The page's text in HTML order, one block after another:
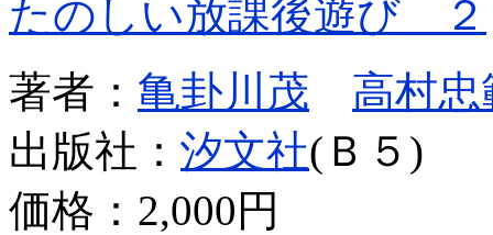
たのしい放課後遊び ２
著者： 亀卦川茂
高村忠
出版社： 汐文社(Ｂ５)
価格： 2,000円